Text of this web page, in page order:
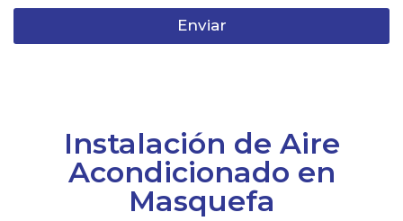
Enviar
Instalación de Aire
Acondicionado en
Masquefa